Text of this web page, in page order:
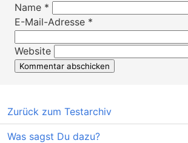
Name *
E-Mail-Adresse *
Website
Zurück zum Testarchiv
Was sagst Du dazu?